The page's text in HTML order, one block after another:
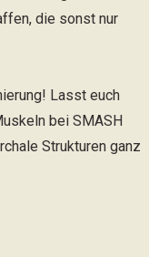
die sonst nur
Lasst euch
bei SMASH
Strukturen ganz